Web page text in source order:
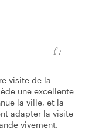
visite de la
une excellente
la ville, et la
adapter la visite
vivement.